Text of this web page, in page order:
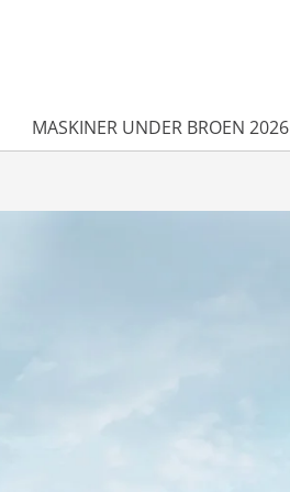
MASKINER UNDER BROEN 2026